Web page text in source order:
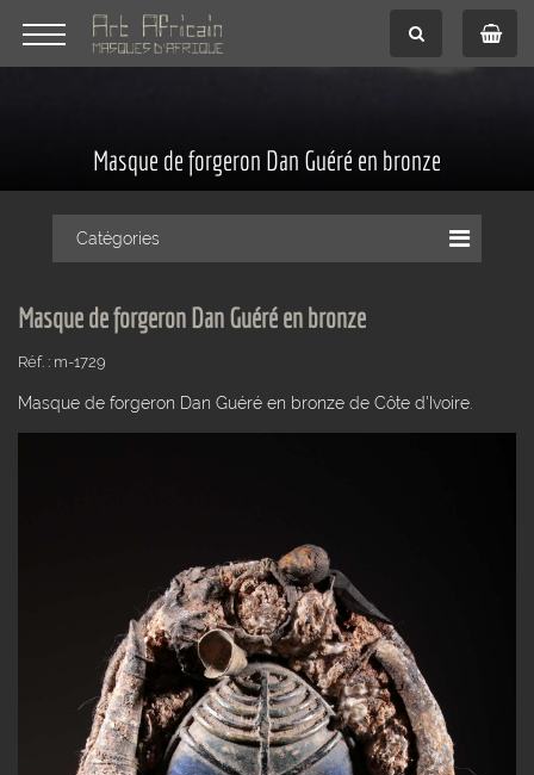
Masque de forgeron Dan Guéré en bronze
Catégories
Masque de forgeron Dan Guéré en bronze
Réf. : m-1729
Masque de forgeron Dan Guéré en bronze de Côte d'Ivoire.